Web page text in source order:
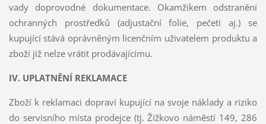
vady doprovodné dokumentace. Okamžikem odstranění
ochranných prostředků (adjustační folie, pečeti aj.) se
kupující stává oprávněným licenčním uživatelem produktu a
zboží již nelze vrátit prodávajícímu.
IV. UPLATNĚNÍ REKLAMACE
Zboží k reklamaci dopraví kupující na svoje náklady a riziko
do servisního místa prodejce (tj. Žižkovo náměstí 149, 286